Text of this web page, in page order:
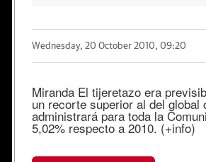
Wednesday, 20 October 2010, 09:20
Miranda El tijeretazo era
un recorte superior al del
administrará para toda la
5,02% respecto a 2010. (+info)